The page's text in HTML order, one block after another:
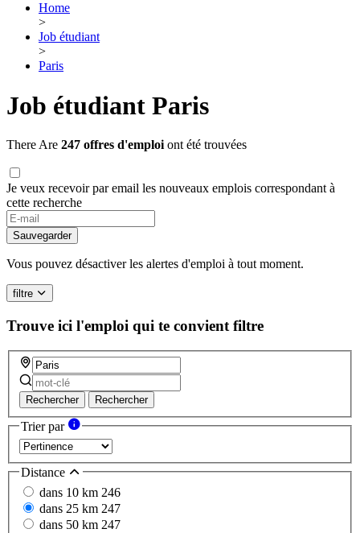
Home
>
Job étudiant
>
Paris
Job étudiant Paris
There Are 247 offres d'emploi ont été trouvées
Je veux recevoir par email les nouveaux emplois correspondant à
cette recherche
Sauvegarder
Vous pouvez désactiver les alertes d'emploi à tout moment.
filtre
Trouve ici l'emploi qui te convient filtre
Rechercher Rechercher
Trier par
Distance
dans 10 km 246
dans 25 km 247
dans 50 km 247